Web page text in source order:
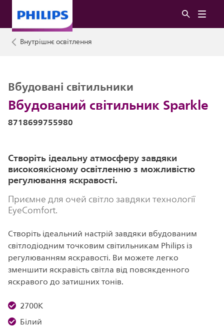
Внутрішнє освітлення
Вбудований світильник Sparkle
Вбудовані світильники
8718699755980
Створіть ідеальну атмосферу завдяки
високоякісному освітленню з можливістю
регулювання яскравості.
Приємне для очей світло завдяки технології
EyeComfort.
Створіть ідеальний настрій завдяки вбудованим
світлодіодним точковим світильникам Philips із
регулюванням яскравості. Ви можете легко
зменшити яскравість світла від повсякденного
яскравого до затишних тонів.
2700K
Білий